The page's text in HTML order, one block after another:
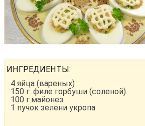
ИНГРЕДИЕНТЫ:
4 яйца (вареных)
150 г. филе горбуши (соленой)
100 г.майонез
1 пучок зелени укропа